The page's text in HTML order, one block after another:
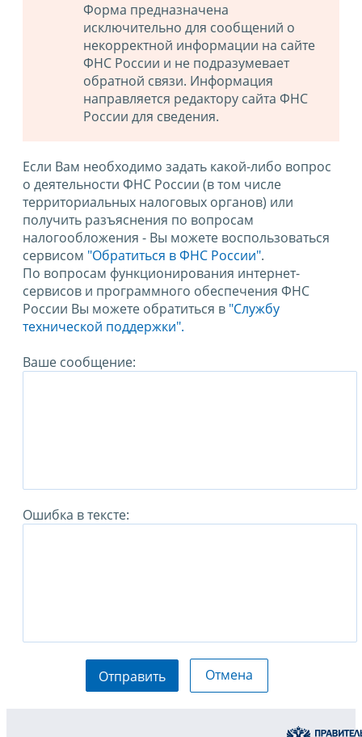
Форма предназначена
исключительно для сообщений о
некорректной информации на сайте
ФНС России и не подразумевает
обратной связи. Информация
направляется редактору сайта ФНС
России для сведения.
Если Вам необходимо задать какой-либо вопрос
о деятельности ФНС России (в том числе
территориальных налоговых органов) или
получить разъяснения по вопросам
налогообложения - Вы можете воспользоваться
сервисом "Обратиться в ФНС России".
По вопросам функционирования интернет-
сервисов и программного обеспечения ФНС
России Вы можете обратиться в "Службу
технической поддержки".
Ваше сообщение:
Ошибка в тексте:
Отправить Отмена